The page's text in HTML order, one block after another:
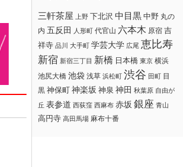
三軒茶屋 上野 下北沢 中目黒中野 丸の
内 五反田 人形町 代官山 六本木 原宿 吉
祥寺 品川 大手町 学芸大学 広尾 恵比寿
新宿 新宿三丁目 新橋 日本橋 東京 横浜
池尻大橋 池袋浅草 浜松町 渋谷 田町 目
黒神保町神楽坂 神泉 神田 秋葉原 自由が
丘 表参道 西荻窪 西麻布 赤坂 銀座 青山
高円寺 高田馬場 麻布十番